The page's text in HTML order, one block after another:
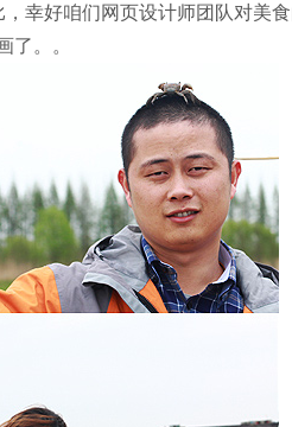
幸好咱们网页设计师团队对美
了。。